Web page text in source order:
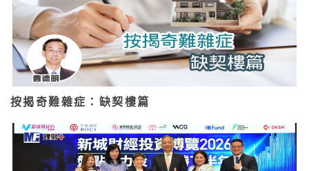
按揭奇難雜症：缺契樓篇